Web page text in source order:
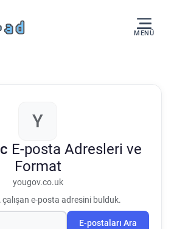
MENÜ
Y
E-posta Adresleri ve
Format
yougov.co.uk
çalışan e-posta adresini bulduk.
E-postaları Ara